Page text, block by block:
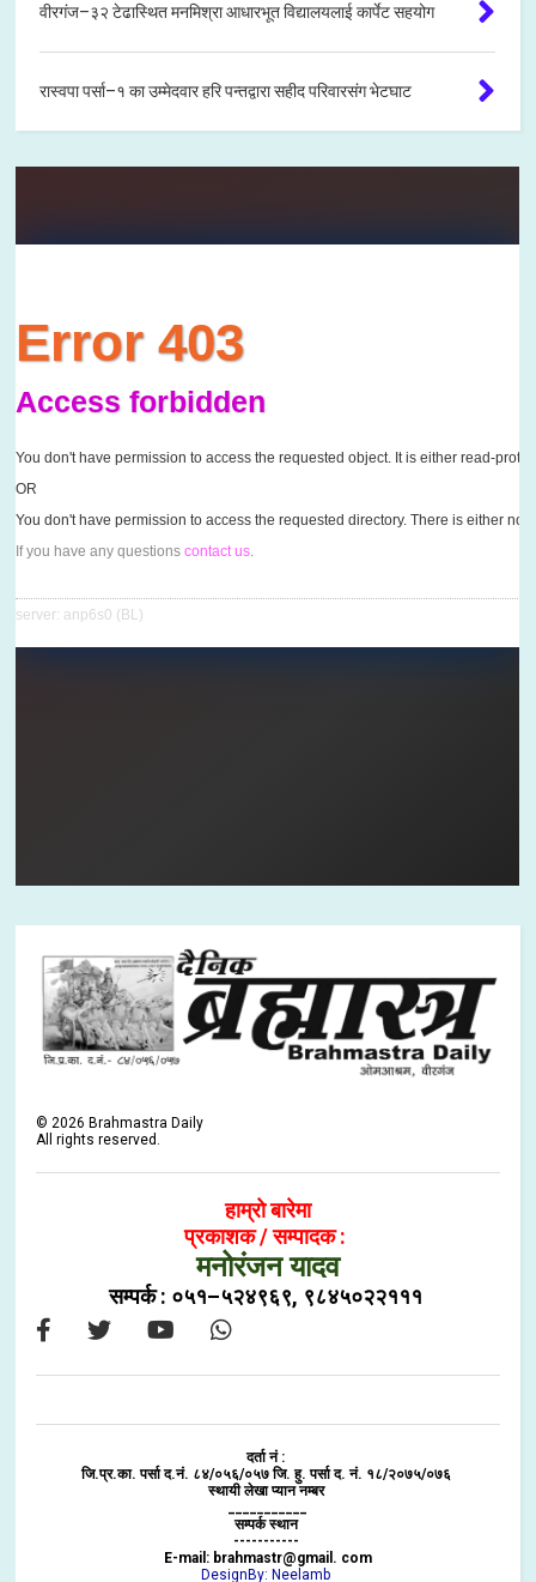
वीरगंज–३२ टेढास्थित मनमिश्रा आधारभूत विद्यालयलाई कार्पेट सहयोग
रास्वपा पर्सा–१ का उम्मेदवार हरि पन्तद्वारा सहीद परिवारसंग भेटघाट
©2026 Brahmastra Daily
All rights reserved.
हाम्रो बारेमा
प्रकाशक / सम्पादक :
मनोरंजन यादव
सम्पर्क : ०५१–५२४९६९, ९८४५०२२१११
दर्ता नं :
जि.प्र.का. पर्सा द.नं. ८४/०५६/०५७ जि. हु. पर्सा द. नं. १८/२०७५/०७६
स्थायी लेखा प्यान नम्बर
___________
सम्पर्क स्थान
-----------
E-mail: brahmastr@gmail. com
DesignBy: Neelamb